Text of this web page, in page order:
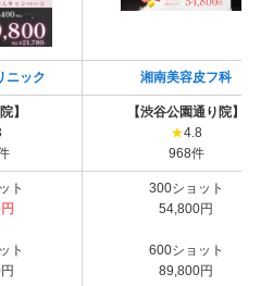
ニック 湘南美容皮フ科
】
【渋谷公園通り院】
★4.8
968件
ト
ト
300ショット
54,800円
600ショット
89,800円